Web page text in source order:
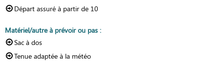
Départ assuré à partir de 10
Matériel/autre à prévoir ou pas :
Sac à dos
Tenue adaptée à la météo